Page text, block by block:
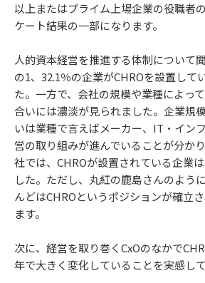
以上またはプライム上場企業の役職者
ケート結果の一部になります。
人的資本経営を推進する体制について
の1、32.1％の企業がCHROを設置して
た。一方で、会社の規模や業種によっ
合いには濃淡が見られました。企業規
いは業種で言えばメーカー、IT・イン
営の取り組みが進んでいることが分か
社では、CHROが設置されている企業
した。ただし、丸紅の鹿島さんのよう
んどはCHROというポジションが確立
ます。
次に、経営を取り巻くCxOのなかで
年で大きく変化していることを実感して